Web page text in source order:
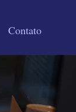
Contato